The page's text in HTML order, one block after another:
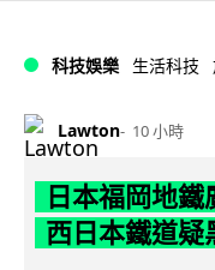
科技娛樂 生活科技
Lawton 10 小時
日本福岡地
西日本鐵道疑